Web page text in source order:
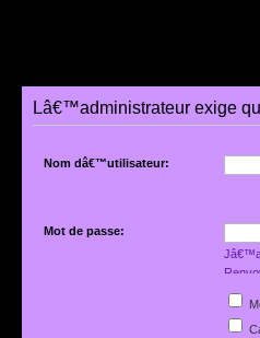
Lâ€™administrateur exige
Nom dâ€™utilisateur:
Mot de passe: